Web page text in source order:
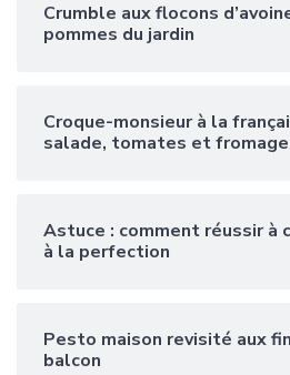
Crumble aux flocons
pommes du jardin
Croque-monsieur à la
salade, tomates et fromage
Astuce : comment réussir à
à la perfection
Pesto maison revisité aux
balcon